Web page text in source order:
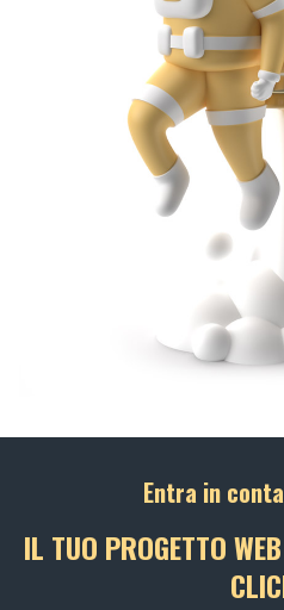
Entra in
IL TUO PROGETTO